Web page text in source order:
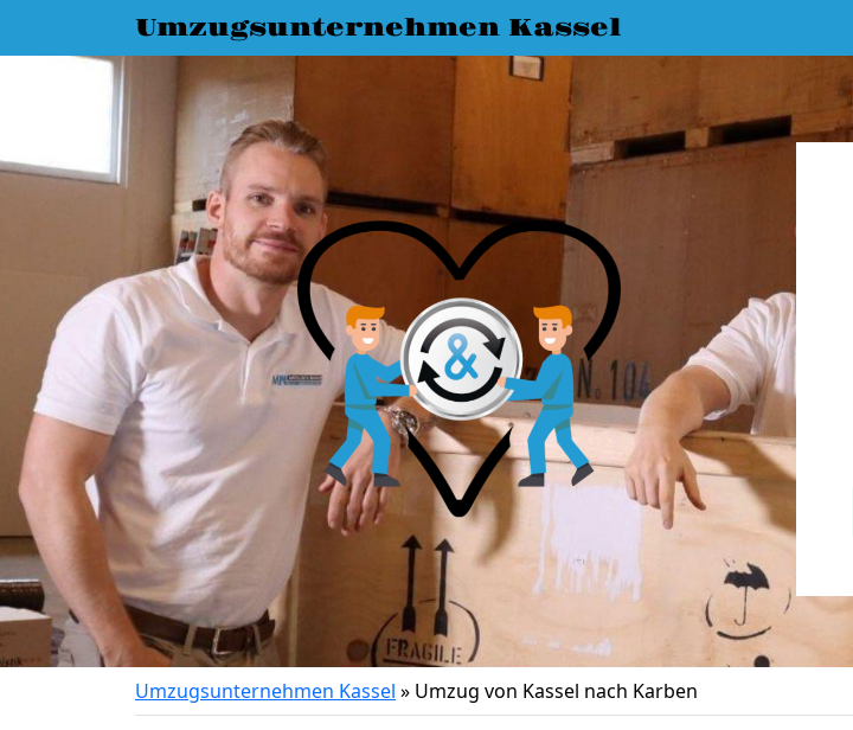
Umzugsunternehmen Kassel
Umzugsunternehmen Kassel » Umzug von Kassel nach Karben